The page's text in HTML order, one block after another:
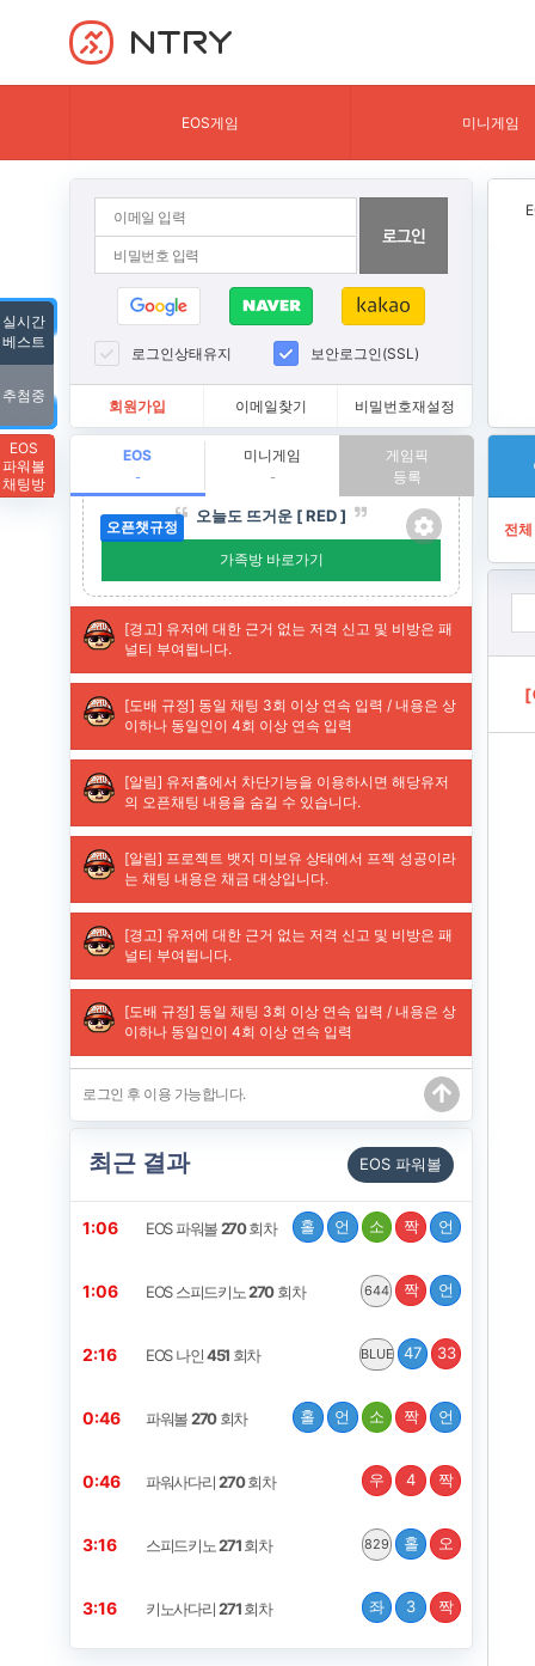
NTRY
EOS게임 미니게임
로그인상태유지 보안로그인(SSL)
회원가입 이메일찾기 비밀번호재설정
EOS
-
미니게임
-
게임픽
등록
최근 결과 EOS 파워볼
1:06 EOS 파워볼270회차 홀 언 소 짝 언
1:06 EOS 스피드키노270회차 644 짝 언
2:16 EOS 나인451 회차 BLUE 47 33
0:46 파워볼270회차 홀 언 소 짝 언
0:46 파워사다리270회차 우 4 짝
3:16 스피드키노271회차 829 홀 오
3:16 키노사다리271회차 좌 3 짝
실시간
베스트
추첨중
EOS
파워볼
채팅방
전체
[